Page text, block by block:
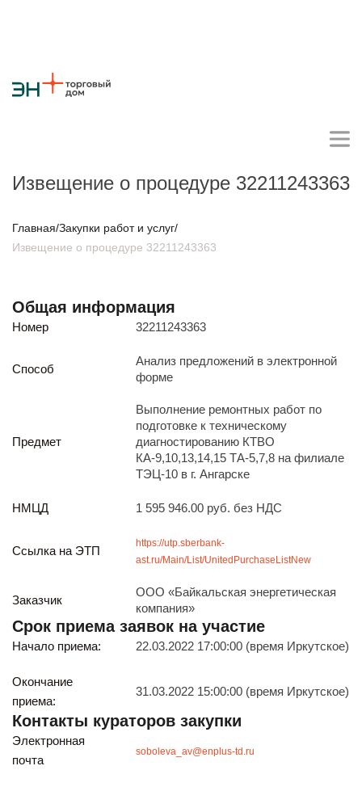
Стратегия
Карьера
Противодействие коррупции
Закупки товаров
Реализация непрофильных активов
ул. Рабочая, 22
Режим работы (UTC+8)
с 8:00 до 17:15
Перерыв на обед с 12 до 13 часов
ПОДПИШИТЕСЬ НА НАШУ РАССЫЛКУ
Будьте всегда в курсе
Подписаться
Извещение о процедуре 32211243363
Главная/Закупки работ и услуг/
Извещение о процедуре 32211243363
Общая информация
Номер 32211243363
Способ
Анализ предложений в электронной
форме
Предмет
Выполнение ремонтных работ по
подготовке к техническому
диагностированию КТВО
КА-9,10,13,14,15 ТА-5,7,8 на филиале
ТЭЦ-10 в г. Ангарске
НМЦД 1 595 946.00 руб. без НДС
Ссылка на ЭТП
https://utp.sberbank-
ast.ru/Main/List/UnitedPurchaseListNew
Заказчик
ООО «Байкальская энергетическая
компания»
Срок приема заявок на участие
Начало приема: 22.03.2022 17:00:00 (время Иркутское)
Окончание
приема:
31.03.2022 15:00:00 (время Иркутское)
Контакты кураторов закупки
Электронная
почта
soboleva_av@enplus-td.ru